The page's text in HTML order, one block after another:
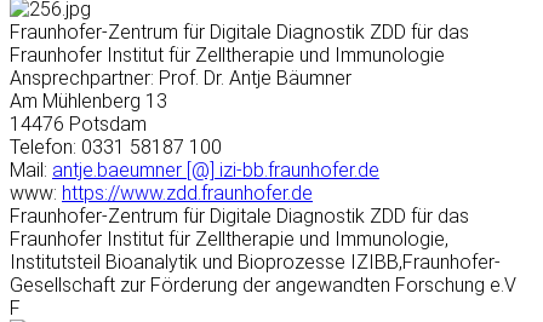
Fraunhofer-Zentrum für Digitale Diagnostik ZDD für das
Fraunhofer Institut für Zelltherapie und Immunologie
Ansprechpartner: Prof. Dr. Antje Bäumner
Am Mühlenberg 13
14476 Potsdam
Telefon: 0331 58187 100
Mail: antje.baeumner [@] izi-bb.fraunhofer.de
www: https://www.zdd.fraunhofer.de
Fraunhofer-Zentrum für Digitale Diagnostik ZDD für das
Fraunhofer Institut für Zelltherapie und Immunologie,
Institutsteil Bioanalytik und Bioprozesse IZIBB,Fraunhofer-
Gesellschaft zur Förderung der angewandten Forschung e.V
F